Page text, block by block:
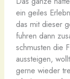
ein geiles
das mit dieser
fuhren dann
schmusten die
aussteigen,
gerne wieder